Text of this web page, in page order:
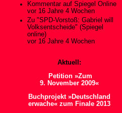
Kommentar auf Spiegel Online
vor 16 Jahre 4 Wochen
Zu "SPD-Vorstoß: Gabriel will
Volksentscheide" (Spiegel
online)
vor 16 Jahre 4 Wochen
Aktuell:
Petition »Zum
9. November 2009«
Buchprojekt »Deutschland
erwache« zum Finale 2013